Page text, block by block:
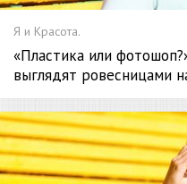
Я и Красота.
«Пластика или
выглядят ровесницами